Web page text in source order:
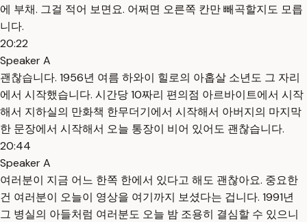
에 부채. 그걸 적어 보면요. 어쩌면 오른쪽 칸만 빼곡할지도 모릅
니다.
20:22
Speaker A
괜찮습니다. 1956년 여름 하와이 힐로의 아홉살 소년도 그 자리
에서 시작했습니다. 시간당 10짜리 편의점 아르바이트에서 시작
해서 지하실의 만화책 한무더기에서 시작해서 아버지의 마지막
한 문장에서 시작해서 오늘 통장이 비어 있어도 괜찮습니다.
20:44
Speaker A
여러분이 지금 어느 한쪽 한에서 있다고 해도 괜찮아요. 중요한
건 여러분이 오늘이 영상을 여기까지 보셨다는 겁니다. 1991년
그 병실의 아들처럼 여러분도 오늘 밤 조용히 결심할 수 있으니